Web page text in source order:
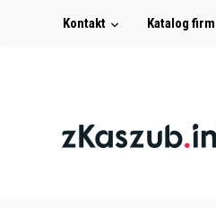
Kontakt Katalog firm